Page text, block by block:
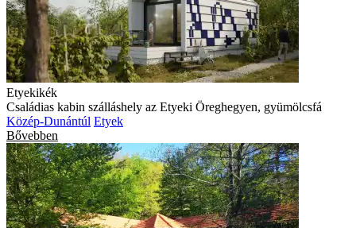
Etyekikék
Családias kabin szálláshely az Etyeki Öreghegyen, gyümölcsfá
Közép-Dunántúl Etyek
Bővebben